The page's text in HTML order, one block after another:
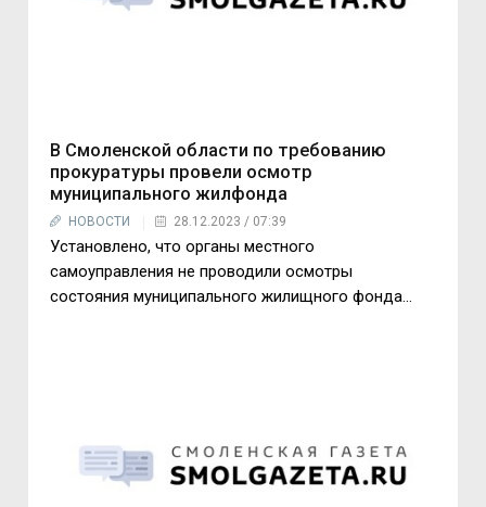
В Смоленской области по требованию
прокуратуры провели осмотр
муниципального жилфонда
НОВОСТИ 28.12.2023 / 07:39
Установлено, что органы местного
самоуправления не проводили осмотры
состояния муниципального жилищного фонда...